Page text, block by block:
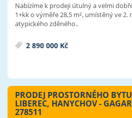
Nabízíme k prodeji útulný a velmi
1+kk o výměře 28,5 m², umístěný ve
atypického zděného..
2 890 000 Kč
PRODEJ PROSTORNÉHO
LIBEREC, HANYCHOV -
278511